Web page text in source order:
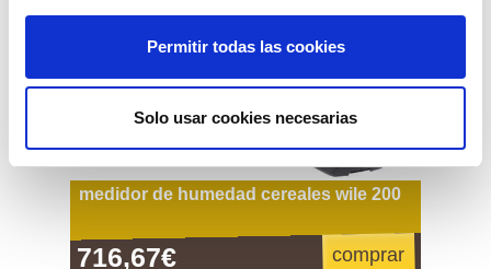
Permitir todas las cookies
Solo usar cookies necesarias
medidor de humedad cereales wile 200
716,67€ comprar